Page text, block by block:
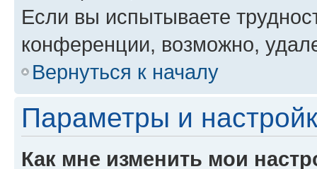
Если вы испытываете
конференции, возможно,
Вернуться к началу
Параметры и
Как мне изменить мои